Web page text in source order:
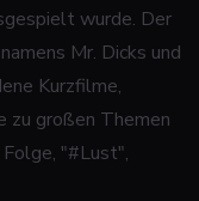
wurde. Der
Mr. Dicks und
Kurzfilme,
zu großen Themen
"#Lust",